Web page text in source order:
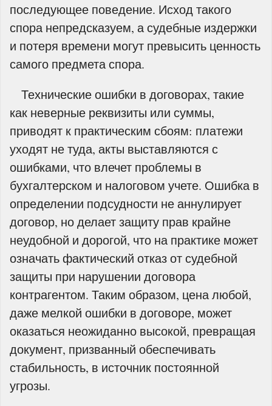
последующее поведение. Исход такого
спора непредсказуем, а судебные издержки
и потеря времени могут превысить ценность
самого предмета спора.
Технические ошибки в договорах, такие
как неверные реквизиты или суммы,
приводят к практическим сбоям: платежи
уходят не туда, акты выставляются с
ошибками, что влечет проблемы в
бухгалтерском и налоговом учете. Ошибка в
определении подсудности не аннулирует
договор, но делает защиту прав крайне
неудобной и дорогой, что на практике может
означать фактический отказ от судебной
защиты при нарушении договора
контрагентом. Таким образом, цена любой,
даже мелкой ошибки в договоре, может
оказаться неожиданно высокой, превращая
документ, призванный обеспечивать
стабильность, в источник постоянной
угрозы.